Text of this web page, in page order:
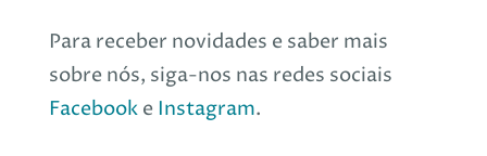
Para receber novidades e saber mais
sobre nós, siga-nos nas redes sociais
FacebookeInstagram.